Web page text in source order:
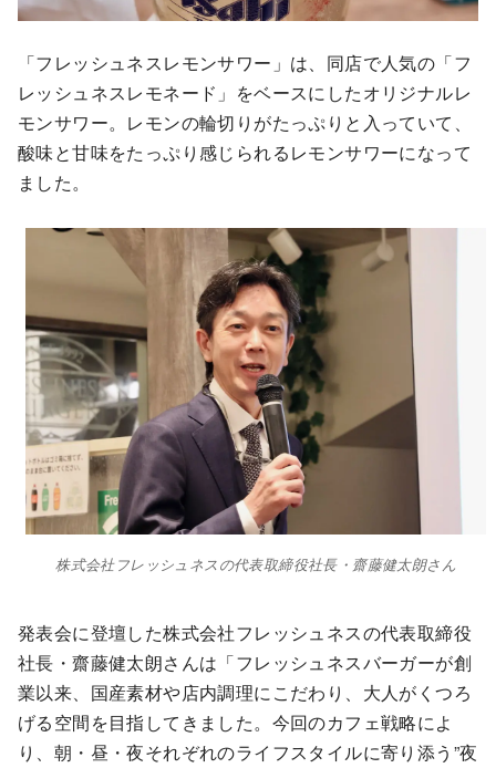
「フレッシュネスレモンサワー」は、同店で人気の「フ
レッシュネスレモネード」をベースにしたオリジナルレ
モンサワー。レモンの輪切りがたっぷりと入っていて、
酸味と甘味をたっぷり感じられるレモンサワーになって
ました。
株式会社フレッシュネスの代表取締役社長・齋藤健太朗さん
発表会に登壇した株式会社フレッシュネスの代表取締役
社長・齋藤健太朗さんは「フレッシュネスバーガーが創
業以来、国産素材や店内調理にこだわり、大人がくつろ
げる空間を目指してきました。今回のカフェ戦略によ
り、朝・昼・夜それぞれのライフスタイルに寄り添う”夜